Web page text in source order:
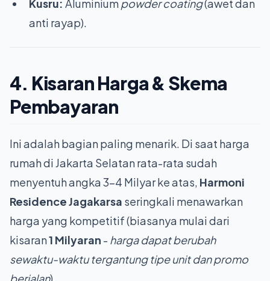
Kusru: Aluminiumpowder coating(awet dan
anti rayap).
4. Kisaran Harga & Skema
Pembayaran
Ini adalah bagian paling menarik. Di saat harga
rumah di Jakarta Selatan rata-rata sudah
menyentuh angka 3-4 Milyar ke atas, Harmoni
Residence Jagakarsa seringkali menawarkan
harga yang kompetitif (biasanya mulai dari
kisaran1 Milyaran - harga dapat berubah
sewaktu-waktu tergantung tipe unit dan promo